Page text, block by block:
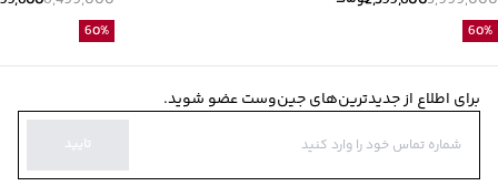
60%
60%
برای اطلاع از جدیدترین‌های جین‌وست عضو شوید.
تایید